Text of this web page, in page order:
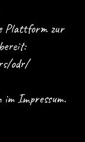
Plattform zur
odr/
im Impressum.